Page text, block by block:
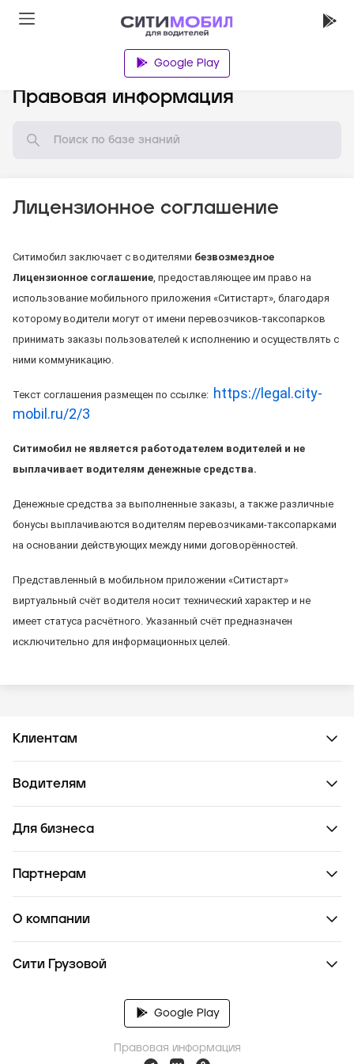
Google Play
Правовая информация
Лицензионное соглашение
Ситимобил заключает с водителями безвозмездное
Лицензионное соглашение, предоставляющее им право на
использование мобильного приложения «Ситистарт», благодаря
которому водители могут от имени перевозчиков-таксопарков
принимать заказы пользователей к исполнению и осуществлять с
ними коммуникацию.
Текст соглашения размещен по ссылке: https://legal.city-
mobil.ru/2/3
Ситимобил не является работодателем водителей и не
выплачивает водителям денежные средства.
Денежные средства за выполненные заказы, а также различные
бонусы выплачиваются водителям перевозчиками-таксопарками
на основании действующих между ними договорённостей.
Представленный в мобильном приложении «Ситистарт»
виртуальный счёт водителя носит технический характер и не
имеет статуса расчётного. Указанный счёт предназначен
исключительно для информационных целей.
Клиентам
Водителям
Для бизнеса
Партнерам
О компании
Сити Грузовой
Google Play
Правовая информация